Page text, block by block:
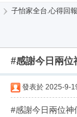
› 子怡家全台.心得回
#感謝今日兩
發表於 2025-9-
#感謝今日兩位